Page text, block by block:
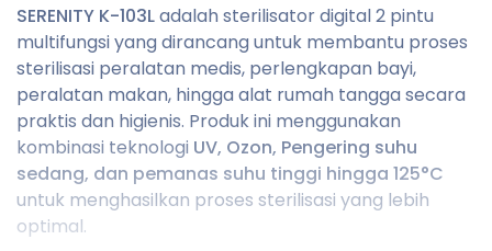
SERENITY K-103Ladalah sterilisator digital 2 pintu
multifungsi yang dirancang untuk membantu proses
sterilisasi peralatan medis, perlengkapan bayi,
peralatan makan, hingga alat rumah tangga secara
praktis dan higienis. Produk ini menggunakan
kombinasi teknologi UV, Ozon, Pengering suhu
sedang, dan pemanas suhu tinggi hingga 125°C
untuk menghasilkan proses sterilisasi yang lebih
optimal.